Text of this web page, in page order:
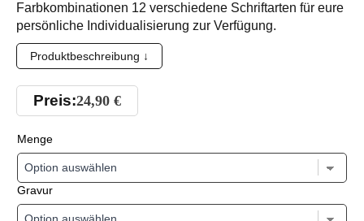
Farbkombinationen 12 verschiedene Schriftarten für eure
persönliche Individualisierung zur Verfügung.
Produktbeschreibung ↓
Preis:24,90 €
Menge
Gravur